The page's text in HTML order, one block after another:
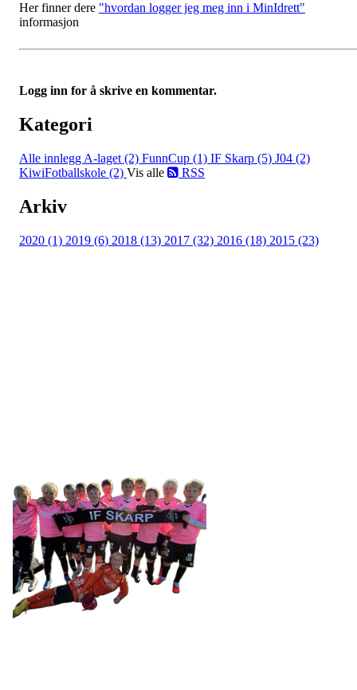
Her finner dere "hvordan logger jeg meg inn i MinIdrett"
informasjon
Logg inn for å skrive en kommentar.
Kategori
Alle innlegg A-laget (2) FunnCup (1) IF Skarp (5) J04 (2)
KiwiFotballskole (2) Vis alle RSS
Arkiv
2020 (1) 2019 (6) 2018 (13) 2017 (32) 2016 (18) 2015 (23)